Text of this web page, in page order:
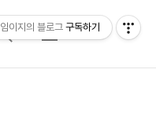
검
메
임이지의 블로그 구독하기